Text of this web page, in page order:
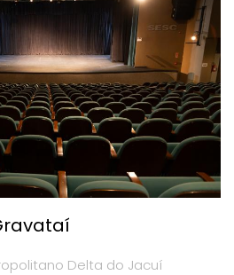
Delta do Jacuí